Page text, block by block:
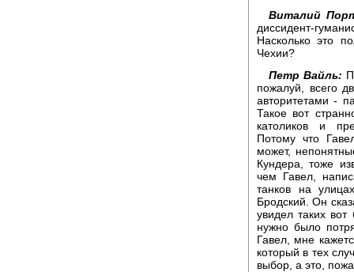
Виталий
диссидент-
Насколько это
Чехии?
Петр Вайль:
пожалуй, всего
авторитетами -
Такое вот
католиков и
Потому что
может,
Кундера, тоже
чем Гавел,
танков на
Бродский. Он
увидел таких
нужно было
Гавел, мне
который в тех
выбор, а это,